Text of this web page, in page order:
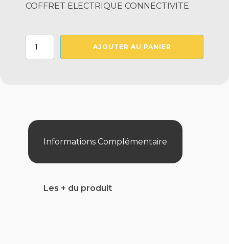
COFFRET ELECTRIQUE CONNECTIVITE
quantité
AJOUTER AU PANIER
Informations Complémentaire
Les + du produit